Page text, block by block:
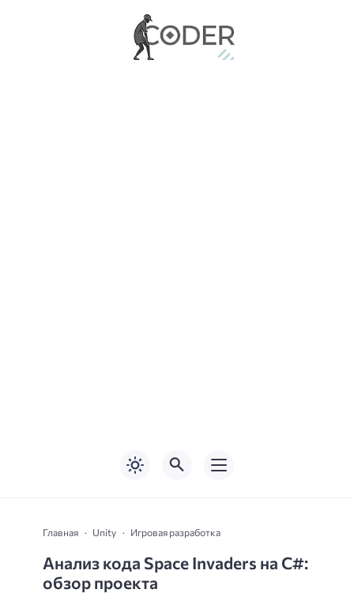
Главная Unity Игровая разработка
Анализ кода Space Invaders на C#:
обзор проекта